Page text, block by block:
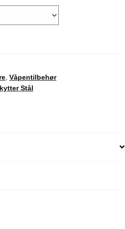
Våpentilbehør
Stål